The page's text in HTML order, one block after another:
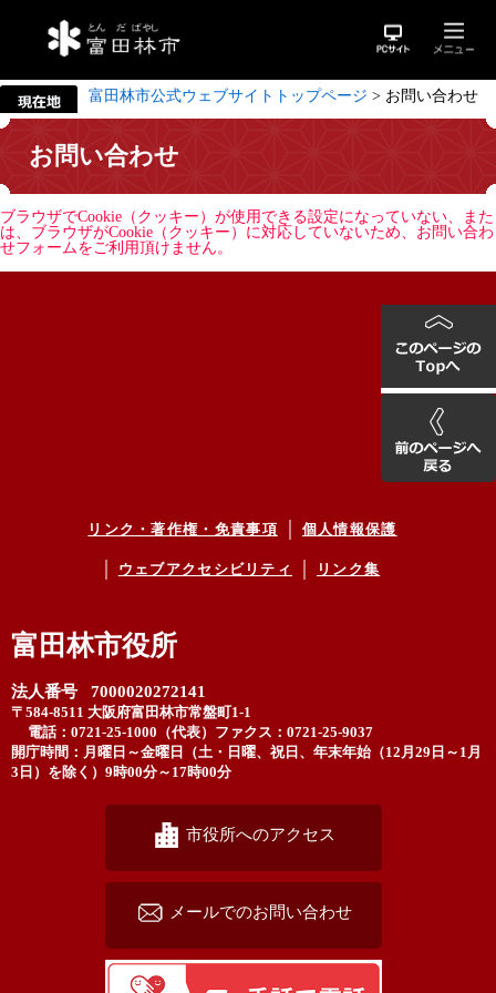
富田林市公式ウェブサイトトップページ > お問い合わせ
お問い合わせ
ブラウザでCookie（クッキー）が使用できる設定になっていない、また
は、ブラウザがCookie（クッキー）に対応していないため、お問い合わ
せフォームをご利用頂けません。
リンク・著作権・免責事項 個人情報保護
ウェブアクセシビリティ リンク集
富田林市役所
法人番号 7000020272141
〒584-8511 大阪府富田林市常盤町1-1
電話：0721-25-1000（代表） ファクス：0721-25-9037
開庁時間：月曜日～金曜日（土・日曜、祝日、年末年始（12月29日～1月
3日）を除く）9時00分～17時00分
市役所へのアクセス
メールでのお問い合わせ